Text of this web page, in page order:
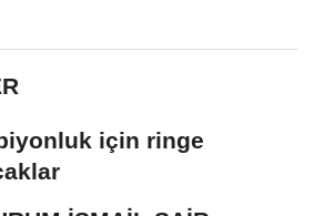
için ringe